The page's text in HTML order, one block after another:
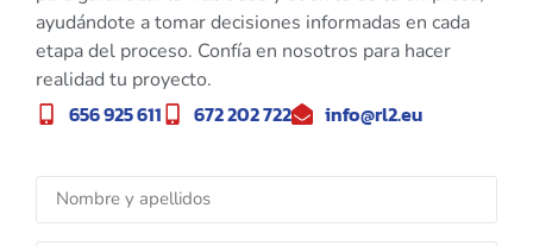
ayudándote a tomar decisiones informadas en cada
etapa del proceso. Confía en nosotros para hacer
realidad tu proyecto.
656 925 611 672 202 722 info@rl2.eu